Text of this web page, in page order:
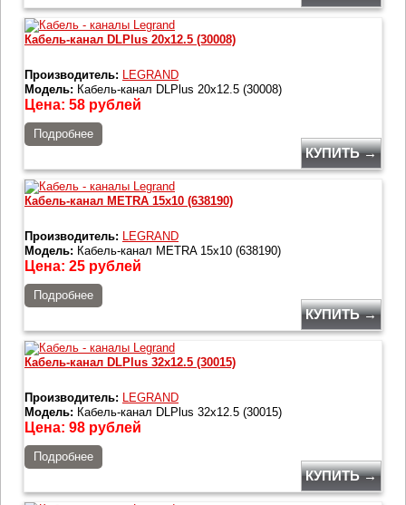
Кабель-канал DLPlus 20x12.5 (30008)
Производитель: LEGRAND
Модель: Кабель-канал DLPlus 20x12.5 (30008)
Цена: 58 рублей
Подробнее
КУПИТЬ →
Кабель-канал METRA 15x10 (638190)
Производитель: LEGRAND
Модель: Кабель-канал METRA 15x10 (638190)
Цена: 25 рублей
Подробнее
КУПИТЬ →
Кабель-канал DLPlus 32x12.5 (30015)
Производитель: LEGRAND
Модель: Кабель-канал DLPlus 32x12.5 (30015)
Цена: 98 рублей
Подробнее
КУПИТЬ →